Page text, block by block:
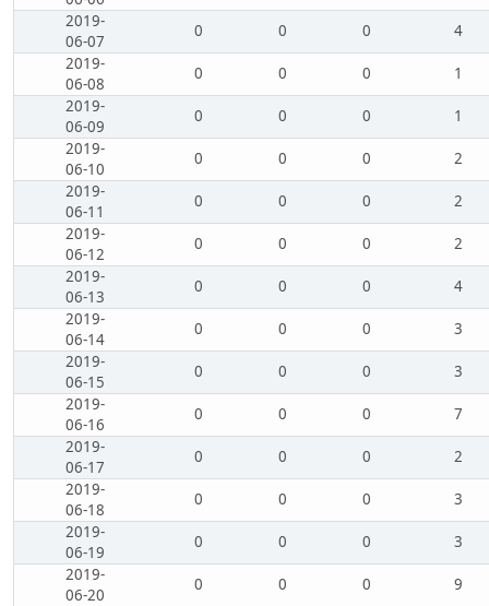
2019-
06-07
0 0 0
4
2019-
06-08
0 0 0
1
2019-
06-09
0 0 0
1
2019-
06-10
0 0 0
2
2019-
06-11
0 0 0
2
2019-
06-12
0 0 0
2
2019-
06-13
0 0 0
4
2019-
06-14
0 0 0
3
2019-
06-15
0 0 0
3
2019-
06-16
0 0 0
7
2019-
06-17
0 0 0
2
2019-
06-18
0 0 0
3
2019-
06-19
0 0 0
3
2019-
06-20
0 0 0
9